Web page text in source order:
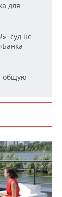
для
суд не
общую